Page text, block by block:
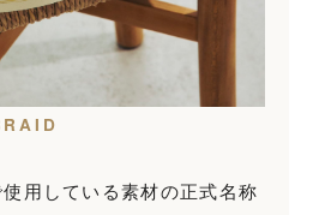
用している素材の正式名称